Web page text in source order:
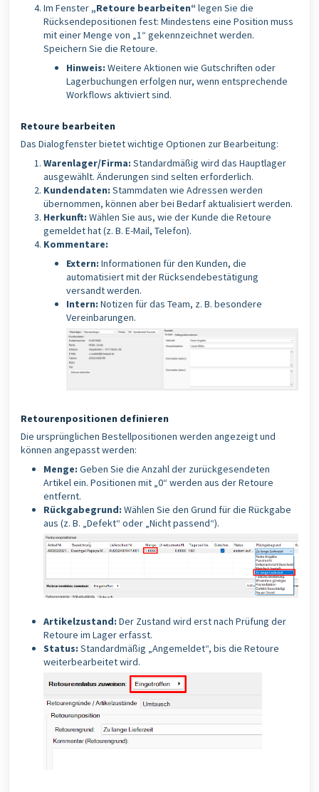
Im Fenster „Retoure bearbeiten“legen Sie die
Rücksendepositionen fest: Mindestens eine Position muss
mit einer Menge von „1“ gekennzeichnet werden.
Speichern Sie die Retoure.
Hinweis: Weitere Aktionen wie Gutschriften oder
Lagerbuchungen erfolgen nur, wenn entsprechende
Workflows aktiviert sind.
Retoure bearbeiten
Das Dialogfenster bietet wichtige Optionen zur Bearbeitung:
Warenlager/Firma: Standardmäßig wird das Hauptlager
ausgewählt. Änderungen sind selten erforderlich.
Kundendaten: Stammdaten wie Adressen werden
übernommen, können aber bei Bedarf aktualisiert werden.
Herkunft: Wählen Sie aus, wie der Kunde die Retoure
gemeldet hat (z. B. E-Mail, Telefon).
Kommentare:
Extern: Informationen für den Kunden, die
automatisiert mit der Rücksendebestätigung
versandt werden.
Intern: Notizen für das Team, z. B. besondere
Vereinbarungen.
Retourenpositionen definieren
Die ursprünglichen Bestellpositionen werden angezeigt und
können angepasst werden:
Menge: Geben Sie die Anzahl der zurückgesendeten
Artikel ein. Positionen mit „0“ werden aus der Retoure
entfernt.
Rückgabegrund: Wählen Sie den Grund für die Rückgabe
aus (z. B. „Defekt“ oder „Nicht passend“).
Artikelzustand: Der Zustand wird erst nach Prüfung der
Retoure im Lager erfasst.
Status: Standardmäßig „Angemeldet“, bis die Retoure
weiterbearbeitet wird.